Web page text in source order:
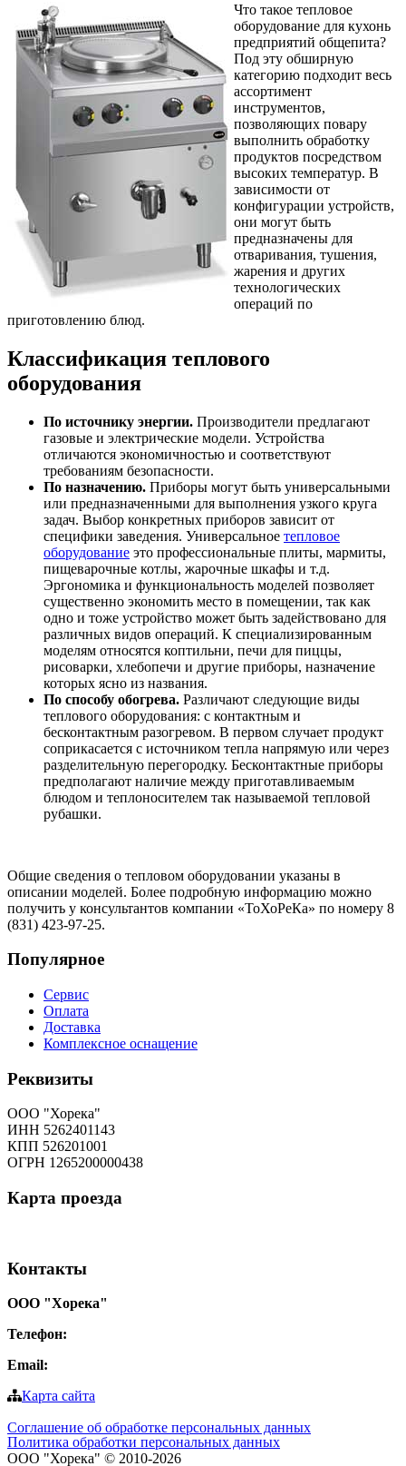
Что такое тепловое
оборудование для кухонь
предприятий общепита?
Под эту обширную
категорию подходит весь
ассортимент
инструментов,
позволяющих повару
выполнить обработку
продуктов посредством
высоких температур. В
зависимости от
конфигурации устройств,
они могут быть
предназначены для
отваривания, тушения,
жарения и других
технологических
операций по
приготовлению блюд.
Классификация теплового
оборудования
По источнику энергии. Производители предлагают
газовые и электрические модели. Устройства
отличаются экономичностью и соответствуют
требованиям безопасности.
По назначению. Приборы могут быть универсальными
или предназначенными для выполнения узкого круга
задач. Выбор конкретных приборов зависит от
специфики заведения. Универсальное тепловое
оборудование это профессиональные плиты, мармиты,
пищеварочные котлы, жарочные шкафы и т.д.
Эргономика и функциональность моделей позволяет
существенно экономить место в помещении, так как
одно и тоже устройство может быть задействовано для
различных видов операций. К специализированным
моделям относятся коптильни, печи для пиццы,
рисоварки, хлебопечи и другие приборы, назначение
которых ясно из названия.
По способу обогрева. Различают следующие виды
теплового оборудования: с контактным и
бесконтактным разогревом. В первом случает продукт
соприкасается с источником тепла напрямую или через
разделительную перегородку. Бесконтактные приборы
предполагают наличие между приготавливаемым
блюдом и теплоносителем так называемой тепловой
рубашки.
Общие сведения о тепловом оборудовании указаны в
описании моделей. Более подробную информацию можно
получить у консультантов компании «ТоХоРеКа» по номеру 8
(831) 423-97-25.
Популярное
Сервис
Оплата
Доставка
Комплексное оснащение
Реквизиты
ООО "Хорека"
ИНН 5262401143
КПП 526201001
ОГРН 1265200000438
Карта проезда
Контакты
ООО "Хорека"
Телефон:
Email:
Карта сайта
Соглашение об обработке персональных данных
Политика обработки персональных данных
ООО "Хорека" © 2010-2026